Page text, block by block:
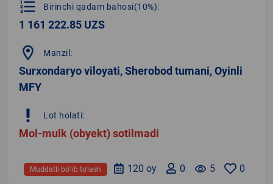
format_list_numbered Birinchi qadam bahosi(10%):
1 161 222.85 UZS
location_on Manzil:
Surxondaryo viloyati, Sherobod tumani, Oyinli
MFY
priority_high Lot holati:
Mol-mulk (obyekt) sotilmadi
0
remove_red_eye 5
0
120 oy
Muddatli bo‘lib to‘lash